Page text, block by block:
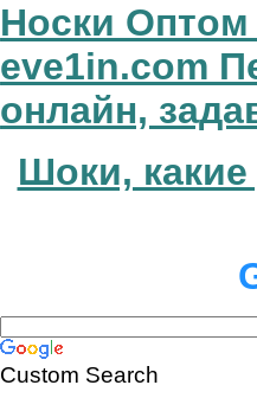
Носки Оптом
eve1in.com
онлайн,
Шоки, какие
Custom Search